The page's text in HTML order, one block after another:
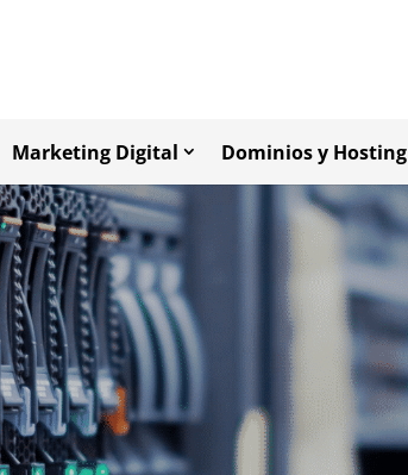
Marketing Digital Dominios y Hosting